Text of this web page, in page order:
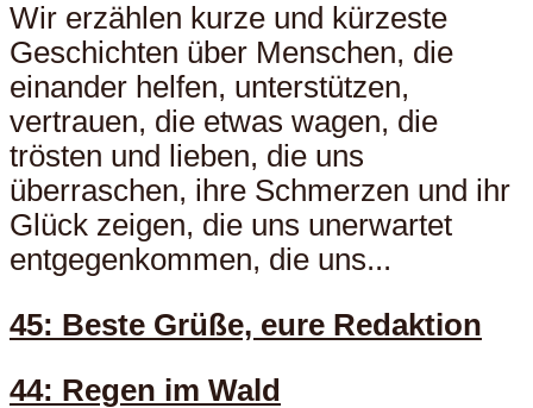
Wir erzählen kurze und kürzeste
Geschichten über Menschen, die
einander helfen, unterstützen,
vertrauen, die etwas wagen, die
trösten und lieben, die uns
überraschen, ihre Schmerzen und ihr
Glück zeigen, die uns unerwartet
entgegenkommen, die uns...
45: Beste Grüße, eure Redaktion
44: Regen im Wald